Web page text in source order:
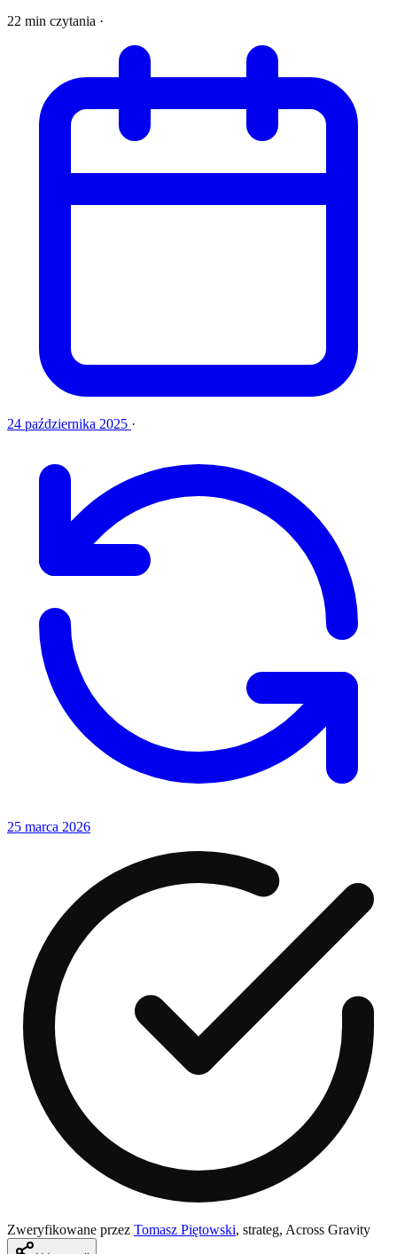
22 min czytania ·
24 października 2025 ·
25 marca 2026
Zweryfikowane przez Tomasz Piętowski, strateg, Across Gravity